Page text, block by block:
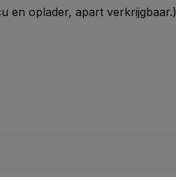
en oplader, apart verkrijgbaar.)